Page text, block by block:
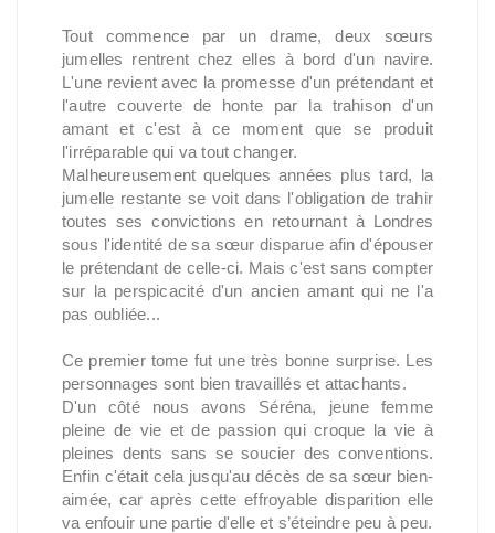
Tout commence par un drame, deux sœurs
jumelles rentrent chez elles à bord d'un navire.
L'une revient avec la promesse d'un prétendant et
l'autre couverte de honte par la trahison d'un
amant et c'est à ce moment que se produit
l'irréparable qui va tout changer.
Malheureusement quelques années plus tard, la
jumelle restante se voit dans l'obligation de trahir
toutes ses convictions en retournant à Londres
sous l'identité de sa sœur disparue afin d'épouser
le prétendant de celle-ci. Mais c'est sans compter
sur la perspicacité d'un ancien amant qui ne l'a
pas oubliée...
Ce premier tome fut une très bonne surprise. Les
personnages sont bien travaillés et attachants.
D'un côté nous avons Séréna, jeune femme
pleine de vie et de passion qui croque la vie à
pleines dents sans se soucier des conventions.
Enfin c'était cela jusqu'au décès de sa sœur bien-
aimée, car après cette effroyable disparition elle
va enfouir une partie d'elle et s’éteindre peu à peu.